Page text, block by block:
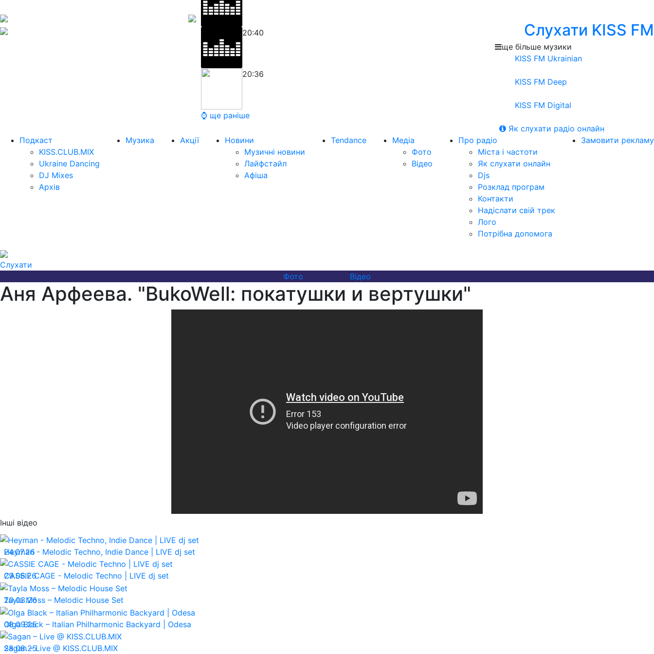
20:40
20:36
⌚ ще раніше
Слухати KISS FM
ще більше музики
KISS FM Ukrainian
KISS FM Deep
KISS FM Digital
Як слухати радіо онлайн
Подкаст
KISS.CLUB.MIX
Ukraine Dancing
DJ Mixes
Архів
Музика Акції
Новини
Музичні новини
Лайфстайл
Афіша
Tendance
Медіа
Фото
Відео
Про радіо
Міста і частоти
Як слухати онлайн
Djs
Розклад програм
Контакти
Надіслати свій трек
Лого
Потрібна допомога
Замовити рекламу
Слухати
Фото
Відео
Аня Арфеева. "BukoWell: покатушки и вертушки"
Інші відео
24.07.26
Heyman - Melodic Techno, Indie Dance | LIVE dj set
29.06.26
CASSIE CAGE - Melodic Techno | LIVE dj set
20.03.26
Tayla Moss – Melodic House Set
08.09.25
Olga Black – Italian Philharmonic Backyard | Odesa
28.08.25
Sagan – Live @ KISS.CLUB.MIX